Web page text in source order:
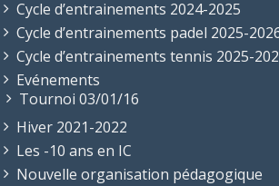
Cycle d’entrainements 2024-2025
Cycle d’entrainements padel 2025-
Cycle d’entrainements tennis 2025-
Evénements
Tournoi 03/01/16
Hiver 2021-2022
Les -10 ans en IC
Nouvelle organisation pédagogique